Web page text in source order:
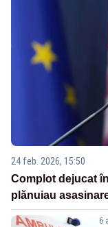
24 feb. 2026, 15:50
Complot dejucat
plănuiau
6